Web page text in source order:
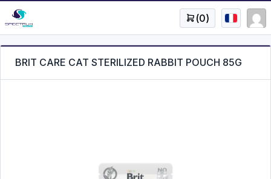
(0)
BRIT CARE CAT STERILIZED RABBIT POUCH 85G